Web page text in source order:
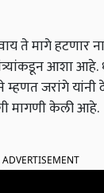
ते मागे हटणार
आशा आहे.
म्हणत जरांगे
मागणी केली आहे.
ADVERTISEMENT